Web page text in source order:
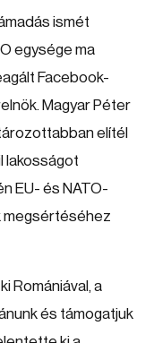
ismét
egysége ma
Facebook-
Magyar Péter
elítél
lakosságot
EU- és NATO-
megsértéséhez
Romániával, a
és támogatjuk